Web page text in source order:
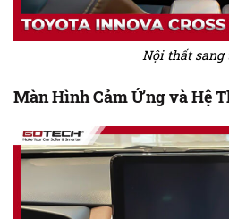
Nội thất sang
Màn Hình Cảm Ứng và Hệ